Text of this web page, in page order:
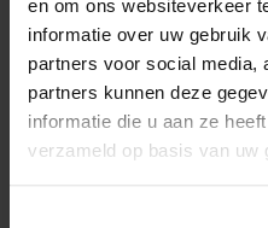
en om ons websiteverkeer
informatie over uw gebruik
partners voor social media,
partners kunnen deze
informatie die u aan ze
verzameld op basis van uw
originele inlegzool eruit
schoen plaatst.
Voelt er iets
even uit en probeer ze
nog steeds datzelfde
ideaal.